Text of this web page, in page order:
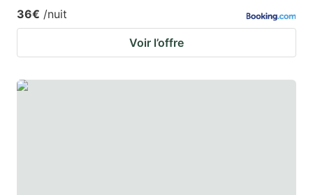
36€ /nuit
Voir l’offre